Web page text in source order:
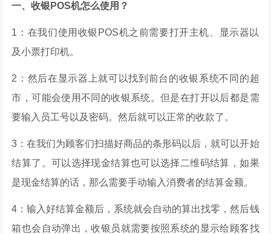
一、收银POS机怎么使用？
1：在我们使用收银POS机之前需要打开主机、显示器以
及小票打印机。
2：然后在显示器上就可以找到前台的收银系统不同的超
市，可能会使用不同的收银系统。但是在打开以后都是需
要输入员工号以及密码。然后就可以正常的收款了。
3：在我们为顾客们扫描好商品的条形码以后，就可以开始
结算了。可以选择现金结算也可以选择二维码结算，如果
是现金结算的话，那么需要手动输入消费者的结算金额。
4：输入好结算金额后，系统就会自动的算出找零，然后钱
箱也会自动弹出，收银员就需要按照系统的显示给顾客找